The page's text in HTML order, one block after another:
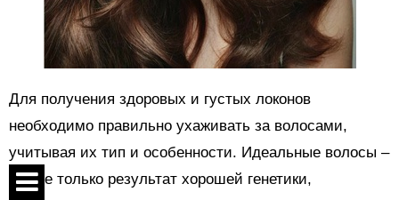
Для получения здоровых и густых локонов
необходимо правильно ухаживать за волосами,
учитывая их тип и особенности. Идеальные волосы –
это не только результат хорошей генетики,